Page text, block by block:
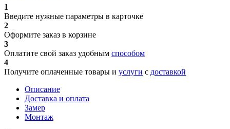
1
Введите нужные параметры в карточке
2
Оформите заказ в корзине
3
Оплатите свой заказ удобным способом
4
Получите оплаченные товары и услуги с доставкой
Описание
Доставка и оплата
Замер
Монтаж